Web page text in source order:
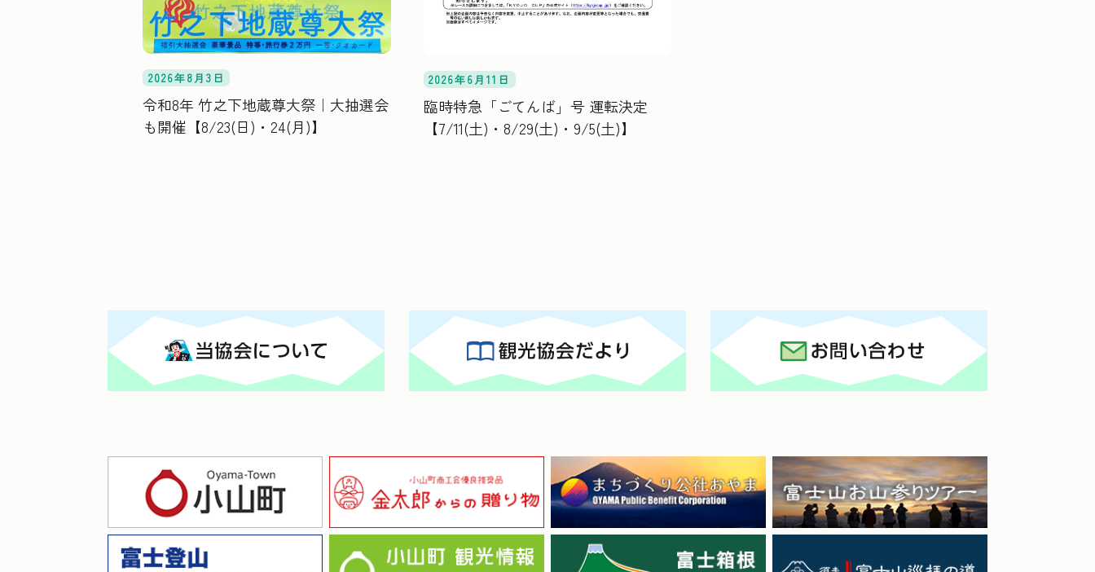
2026年8月3日
令和8年 竹之下地蔵尊大祭｜大抽選会
も開催【8/23(日)・24(月)】
2026年6月11日
臨時特急「ごてんば」号 運転決定
【7/11(土)・8/29(土)・9/5(土)】